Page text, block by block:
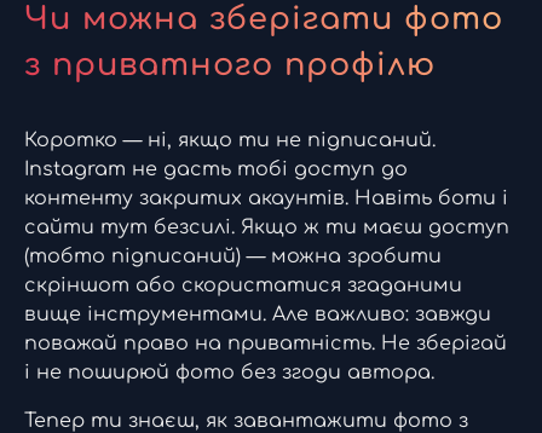
Чи можна зберігати фото
з приватного профілю
Коротко — ні, якщо ти не підписаний.
Instagram не дасть тобі доступ до
контенту закритих акаунтів. Навіть боти і
сайти тут безсилі. Якщо ж ти маєш доступ
(тобто підписаний) — можна зробити
скріншот або скористатися згаданими
вище інструментами. Але важливо: завжди
поважай право на приватність. Не зберігай
і не поширюй фото без згоди автора.
Тепер ти знаєш, як завантажити фото з